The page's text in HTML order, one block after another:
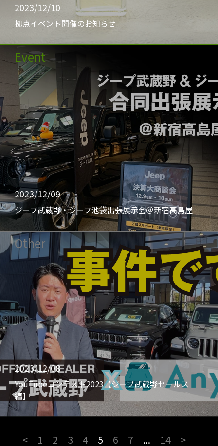
2023/12/10
拠点イベント開催のお知らせ
Event
2023/12/09
ジープ武蔵野・ジープ池袋出張展示会＠新宿高島屋
Other
2023/12/08
YouTubeコンテスト2023【ジープ武蔵野セールス
編】
< 1 2 3 4 5 6 7 ... 14 >